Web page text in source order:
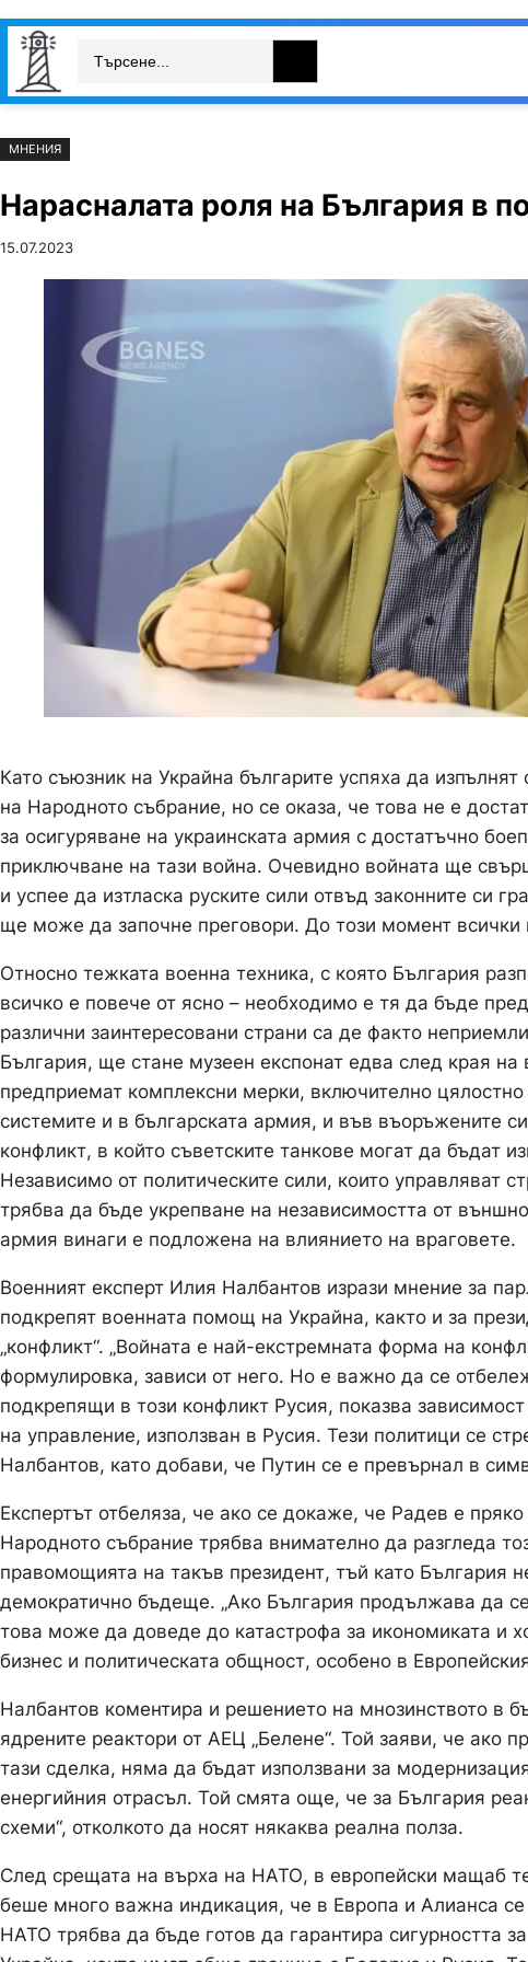
Към
съдържанието
Skip
cont
МНЕНИЯ
Нарасналата роля на България в
15.07.2023
Като съюзник на Украйна българите успяха да
на Народното събрание, но се оказа, че това не е
за осигуряване на украинската армия с достатъчно
приключване на тази война. Очевидно войната ще
и успее да изтласка руските сили отвъд законните си
ще може да започне преговори. До този момент всички
Относно тежката военна техника, с която България
всичко е повече от ясно – необходимо е тя да бъде
различни заинтересовани страни са де факто
България, ще стане музеен експонат едва след края
предприемат комплексни мерки, включително
системите и в българската армия, и във въоръжените
конфликт, в който съветските танкове могат да бъдат
Независимо от политическите сили, които управляват
трябва да бъде укрепване на независимостта от
армия винаги е подложена на влиянието на враговете.
Военният експерт Илия Налбантов изрази мнение за
подкрепят военната помощ на Украйна, както и за
„конфликт“. „Войната е най-екстремната форма на
формулировка, зависи от него. Но е важно да се
подкрепящи в този конфликт Русия, показва
на управление, използван в Русия. Тези политици се
Налбантов, като добави, че Путин се е превърнал в
Експертът отбеляза, че ако се докаже, че Радев е
Народното събрание трябва внимателно да разгледа
правомощията на такъв президент, тъй като
демократично бъдеще. „Ако България продължава да
това може да доведе до катастрофа за икономиката и
бизнес и политическата общност, особено в
Налбантов коментира и решението на мнозинството в
ядрените реактори от АЕЦ „Белене“. Той заяви, че ако
тази сделка, няма да бъдат използвани за
енергийния отрасъл. Той смята още, че за България
схеми“, отколкото да носят някаква реална полза.
След срещата на върха на НАТО, в европейски мащаб
беше много важна индикация, че в Европа и Алианса
НАТО трябва да бъде готов да гарантира сигурността